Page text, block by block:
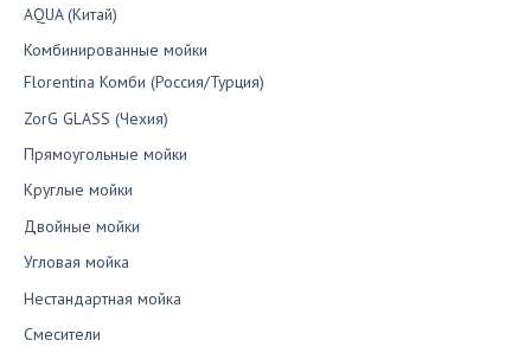
AQUA (Китай)
Комбинированные мойки
Florentina Комби (Россия/Турция)
ZorG GLASS (Чехия)
Прямоугольные мойки
Круглые мойки
Двойные мойки
Угловая мойка
Нестандартная мойка
Смесители